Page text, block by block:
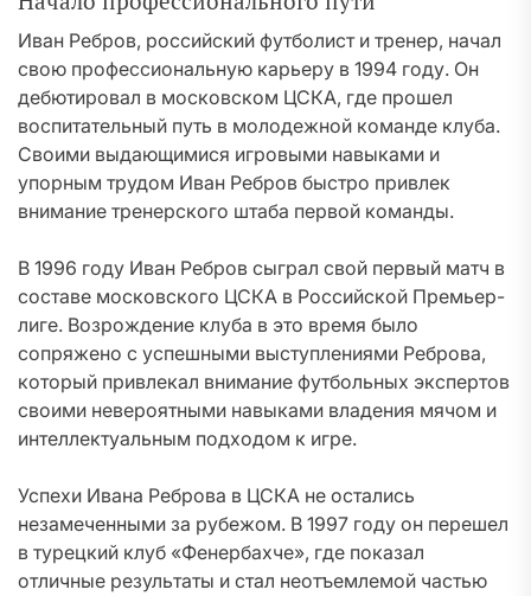
Иван Ребров, российский футболист и тренер, начал
свою профессиональную карьеру в 1994 году. Он
дебютировал в московском ЦСКА, где прошел
воспитательный путь в молодежной команде клуба.
Своими выдающимися игровыми навыками и
упорным трудом Иван Ребров быстро привлек
внимание тренерского штаба первой команды.
В 1996 году Иван Ребров сыграл свой первый матч в
составе московского ЦСКА в Российской Премьер-
лиге. Возрождение клуба в это время было
сопряжено с успешными выступлениями Реброва,
который привлекал внимание футбольных экспертов
своими невероятными навыками владения мячом и
интеллектуальным подходом к игре.
Успехи Ивана Реброва в ЦСКА не остались
незамеченными за рубежом. В 1997 году он перешел
в турецкий клуб «Фенербахче», где показал
отличные результаты и стал неотъемлемой частью